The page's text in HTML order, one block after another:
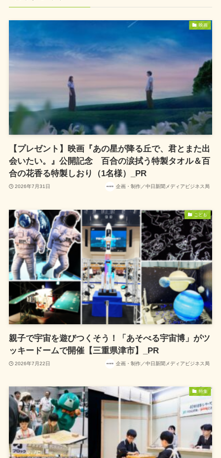
映画
【プレゼント】映画『あの星が降る丘で、君とまた出
会いたい。』公開記念 百合の涙拭う特製タオル＆百
合の花香る特製しおり（1名様）_PR
2026年7月31日 企画・制作／中日新聞メディアビジネス局
こども
親子で宇宙を遊びつくそう！「あそべる宇宙博」がツ
ッキードームで開催【三重県津市】_PR
2026年7月22日 企画・制作／中日新聞メディアビジネス局
特集